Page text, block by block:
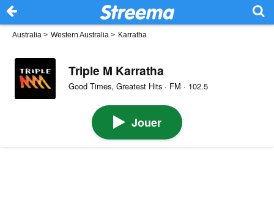
Australia > Western Australia > Karratha
Triple M Karratha
Good Times, Greatest Hits · FM · 102.5
Jouer